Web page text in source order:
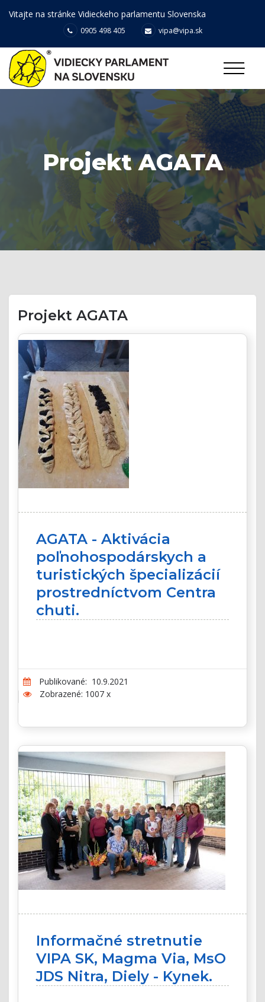
Vitajte na stránke Vidieckeho parlamentu Slovenska
0905 498 405 vipa@vipa.sk
Projekt AGATA
Projekt AGATA
AGATA - Aktivácia
poľnohospodárskych a
turistických špecializácií
prostredníctvom Centra
chuti.
Publikované: 10.9.2021
Zobrazené: 1007 x
Informačné stretnutie
VIPA SK, Magma Via, MsO
JDS Nitra, Diely - Kynek.